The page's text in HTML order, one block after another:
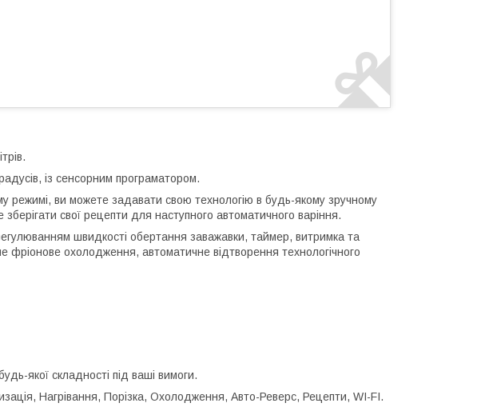
із сенсорним програматором.
режимі, ви можете задавати свою технологію в будь-якому зручному
свої рецепти для наступного автоматичного варіння.
швидкості обертання заважавки, таймер, витримка та
фріонове охолодження, автоматичне відтворення технологічного
якої складності під ваші вимоги.
Нагрівання, Порізка, Охолодження, Авто-Реверс, Рецепти, WI-FI.